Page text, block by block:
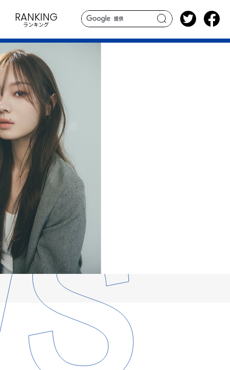
search
RANKING
ランキング